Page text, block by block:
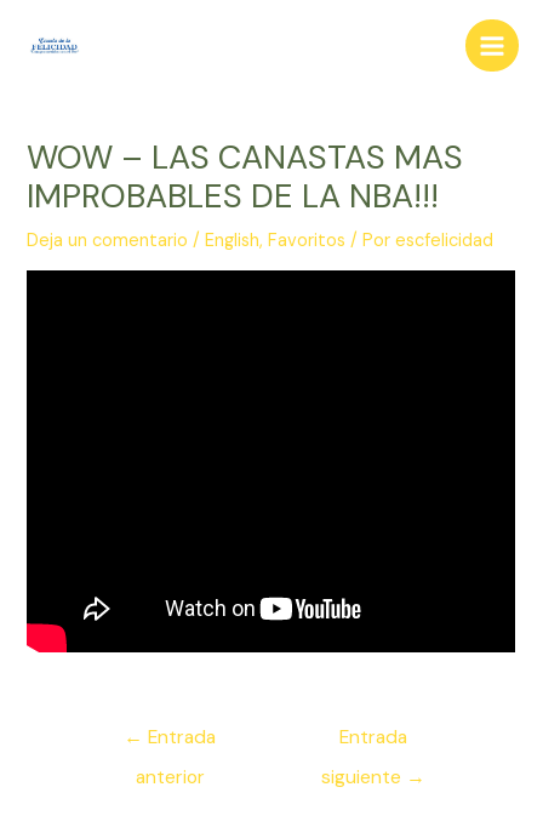
Main
WOW – LAS CANASTAS MAS
IMPROBABLES DE LA NBA!!!
Deja un comentario /English,Favoritos / Porescfelicidad
Navegación
entradas
← Entrada
anterior
Entrada
siguiente →